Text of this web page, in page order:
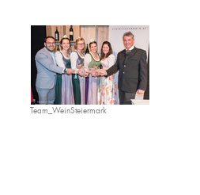
Team_WeinSteiermark